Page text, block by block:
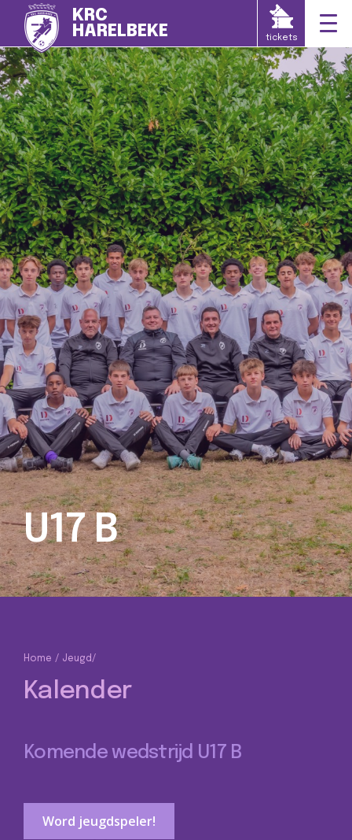
KRC
HARELBEKE
tickets
U17 B
Home Jeugd/
Kalender
Komende wedstrijd U17 B
Word jeugdspeler!